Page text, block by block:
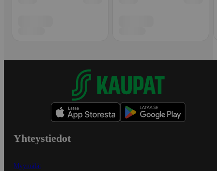
Yhteystiedot
Myymälät